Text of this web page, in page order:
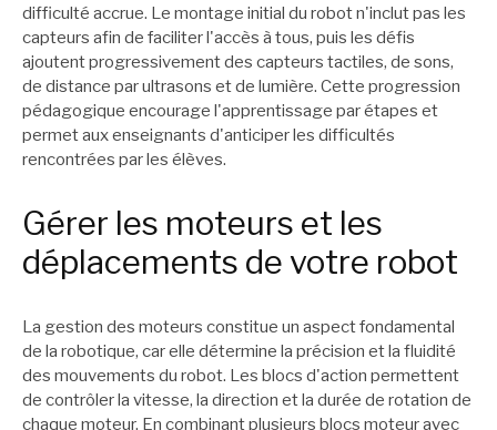
difficulté accrue. Le montage initial du robot n'inclut pas les
capteurs afin de faciliter l'accès à tous, puis les défis
ajoutent progressivement des capteurs tactiles, de sons,
de distance par ultrasons et de lumière. Cette progression
pédagogique encourage l'apprentissage par étapes et
permet aux enseignants d'anticiper les difficultés
rencontrées par les élèves.
Gérer les moteurs et les
déplacements de votre robot
La gestion des moteurs constitue un aspect fondamental
de la robotique, car elle détermine la précision et la fluidité
des mouvements du robot. Les blocs d'action permettent
de contrôler la vitesse, la direction et la durée de rotation de
chaque moteur. En combinant plusieurs blocs moteur avec